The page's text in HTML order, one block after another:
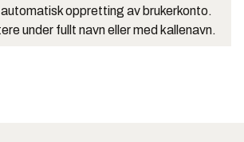
oppretting av brukerkonto.
under fullt navn eller med kallenavn.